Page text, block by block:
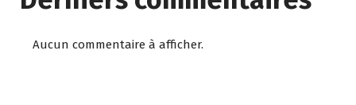
Aucun commentaire à afficher.